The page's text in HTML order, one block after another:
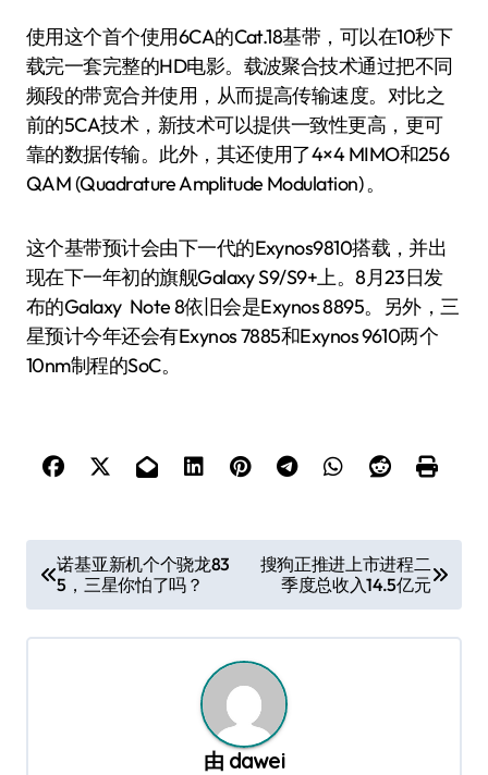
使用这个首个使用6CA的Cat.18基带，可以在10秒下
载完一套完整的HD电影。载波聚合技术通过把不同
频段的带宽合并使用，从而提高传输速度。对比之
前的5CA技术，新技术可以提供一致性更高，更可
靠的数据传输。此外，其还使用了4×4 MIMO和256
QAM (Quadrature Amplitude Modulation) 。
这个基带预计会由下一代的Exynos9810搭载，并出
现在下一年初的旗舰Galaxy S9/S9+上。8月23日发
布的Galaxy Note 8依旧会是Exynos 8895。另外，三
星预计今年还会有Exynos 7885和Exynos 9610两个
10nm制程的SoC。
章
导
诺基亚新机个个骁龙83
5，三星你怕了吗？
搜狗正推进上市进程二
季度总收入14.5亿元
由 dawei